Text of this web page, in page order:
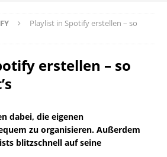
Playlist in Spotify erstellen – so
erstellen – so
dabei, die eigenen
zu organisieren. Außerdem
blitzschnell auf seine